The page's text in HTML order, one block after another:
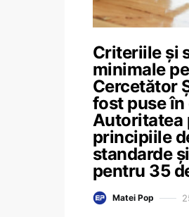
Criteriile și
minimale
Cercetător
fost puse
Autoritatea
principiile
standarde
pentru 35
Matei Pop